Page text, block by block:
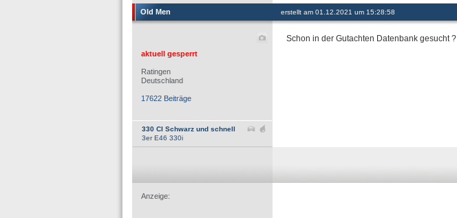
Old Men erstellt am 01.12.2021 um 15:28:58
aktuell gesperrt
Ratingen
Deutschland
17622 Beiträge
330 CI Schwarz und schnell
3er E46 330i
Schon in der Gutachten Datenbank gesucht ?
Anzeige: